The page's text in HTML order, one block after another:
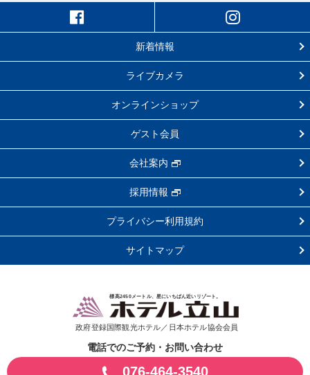
新着情報
ライブカメラ
オンラインショップ
ゲスト会員
会社案内
採用情報
プライバシー利用規約
サイトマップ
標高2450メートル、星にいちばん近いリゾート。
政府登録国際観光ホテル／日本ホテル協会会員
電話でのご予約・お問い合わせ
076-464-3540